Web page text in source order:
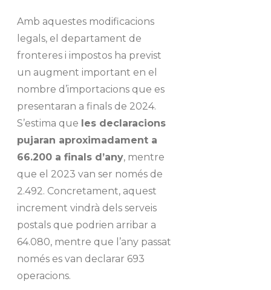
Amb aquestes modificacions
legals, el departament de
fronteres i impostos ha previst
un augment important en el
nombre d’importacions que es
presentaran a finals de 2024.
S’estima que les declaracions
pujaran aproximadament a
66.200 a finals d’any, mentre
que el 2023 van ser només de
2.492. Concretament, aquest
increment vindrà dels serveis
postals que podrien arribar a
64.080, mentre que l’any passat
només es van declarar 693
operacions.